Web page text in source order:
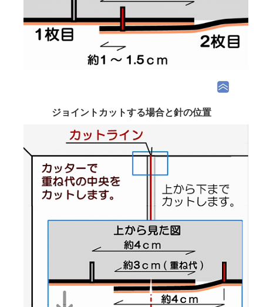
ジョイントカットする場合と針の位置